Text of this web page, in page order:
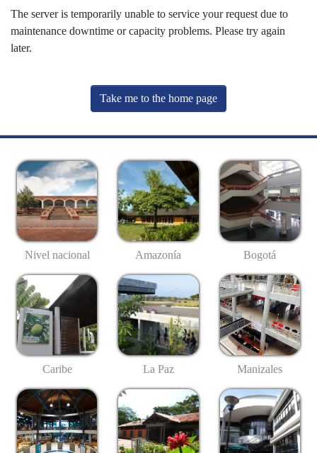
The server is temporarily unable to service your request due to
maintenance downtime or capacity problems. Please try again
later.
Take me to the home page
Nivel nacional Amazonía Bogotá
Caribe La Paz Manizales